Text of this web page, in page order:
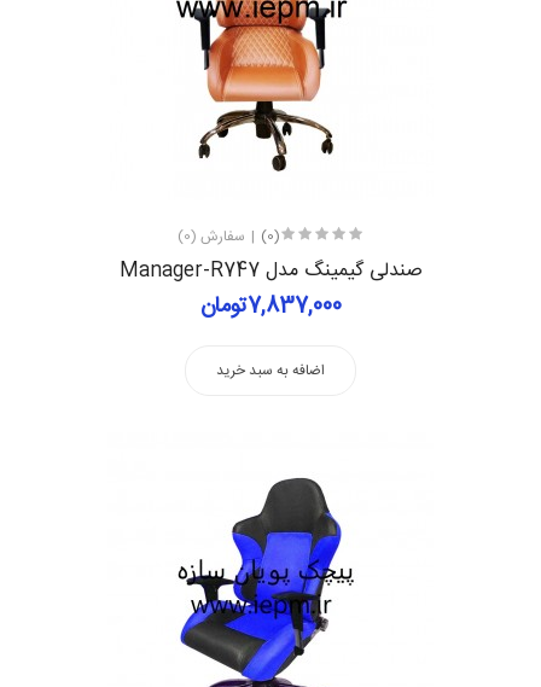
(0) سفارش (0)
صندلی گیمینگ مدل Manager-R747
7,837,000تومان
اضافه به سبد خرید